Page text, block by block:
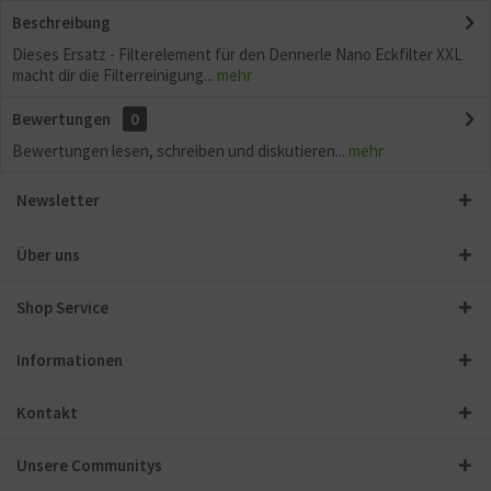
Beschreibung
Dieses Ersatz - Filterelement für den Dennerle Nano Eckfilter XXL
macht dir die Filterreinigung... mehr
Bewertungen
0
Bewertungen lesen, schreiben und diskutieren... mehr
Newsletter
Über uns
Shop Service
Informationen
Kontakt
Unsere Communitys